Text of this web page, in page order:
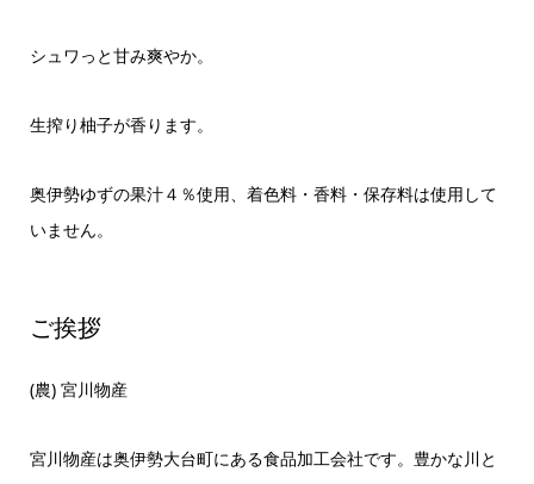
シュワっと甘み爽やか。
生搾り柚子が香ります。
奥伊勢ゆずの果汁４％使用、着色料・香料・保存料は使用して
いません。
ご挨拶
(農) 宮川物産
宮川物産は奥伊勢大台町にある食品加工会社です。豊かな川と